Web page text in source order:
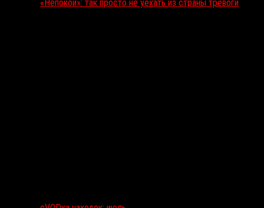
«Непокой»: так просто не уехать из страны тревоги